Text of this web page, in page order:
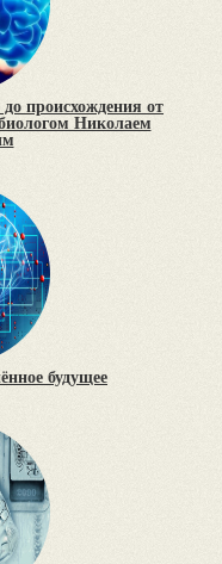
происхождения от
Николаем
будущее